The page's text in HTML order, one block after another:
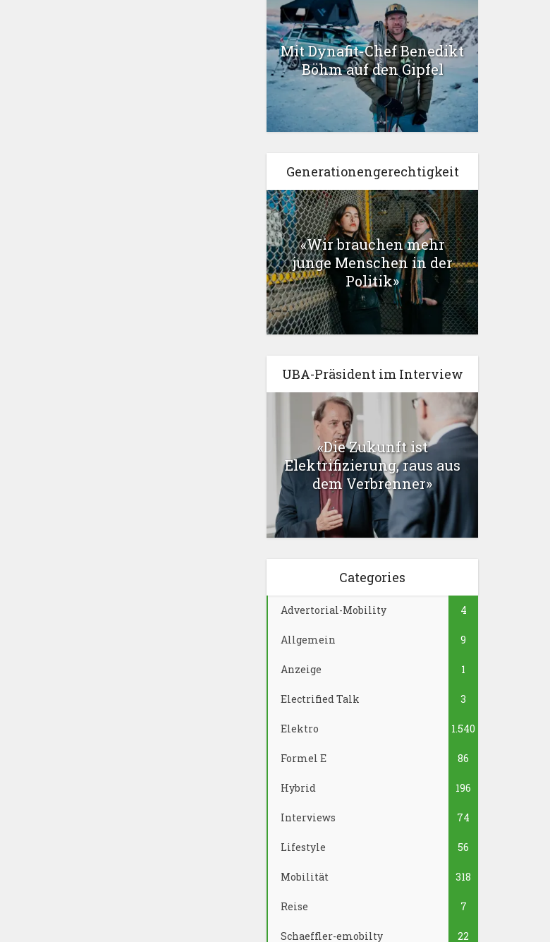
Mit Dynafit-Chef Benedikt
Böhm auf den Gipfel
Generationengerechtigkeit
«Wir brauchen mehr
junge Menschen in der
Politik»
UBA-Präsident im Interview
«Die Zukunft ist
Elektrifizierung, raus aus
dem Verbrenner»
Categories
Advertorial-Mobility 4
Allgemein 9
Anzeige 1
Electrified Talk 3
Elektro 1.540
Formel E 86
Hybrid 196
Interviews 74
Lifestyle 56
Mobilität 318
Reise 7
Schaeffler-emobilty 22